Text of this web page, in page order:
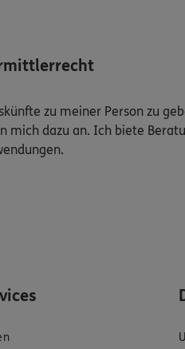
zu meiner Person zu
mich dazu an. Ich biete